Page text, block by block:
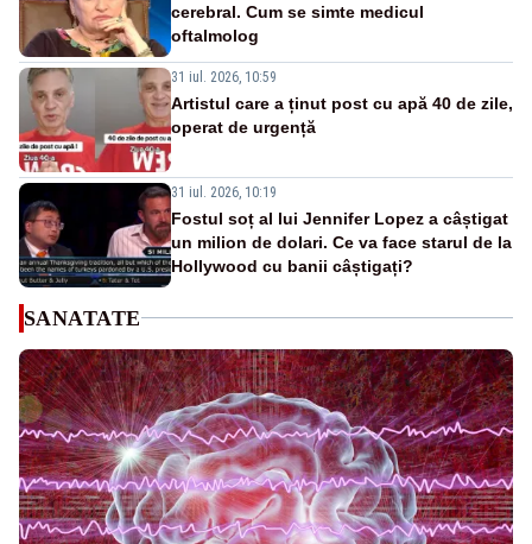
cerebral. Cum se simte medicul
oftalmolog
31 iul. 2026, 10:59
Artistul care a ținut post cu apă 40 de zile,
operat de urgență
31 iul. 2026, 10:19
Fostul soț al lui Jennifer Lopez a câștigat
un milion de dolari. Ce va face starul de la
Hollywood cu banii câștigați?
SANATATE